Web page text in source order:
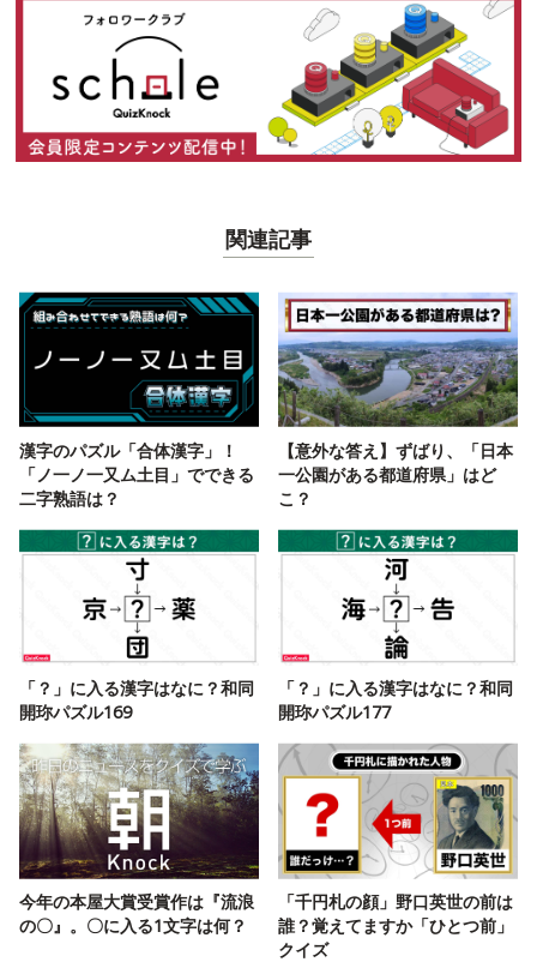
関連記事
漢字のパズル「合体漢字」！
「ノ一ノ一又ム土目」でできる
二字熟語は？
【意外な答え】ずばり、「日本
一公園がある都道府県」はど
こ？
「？」に入る漢字はなに？和同
開珎パズル169
「？」に入る漢字はなに？和同
開珎パズル177
今年の本屋大賞受賞作は『流浪
の〇』。〇に入る1文字は何？
「千円札の顔」野口英世の前は
誰？覚えてますか「ひとつ前」
クイズ